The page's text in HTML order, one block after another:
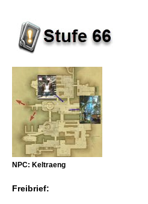
NPC: Keltraeng
Freibrief: